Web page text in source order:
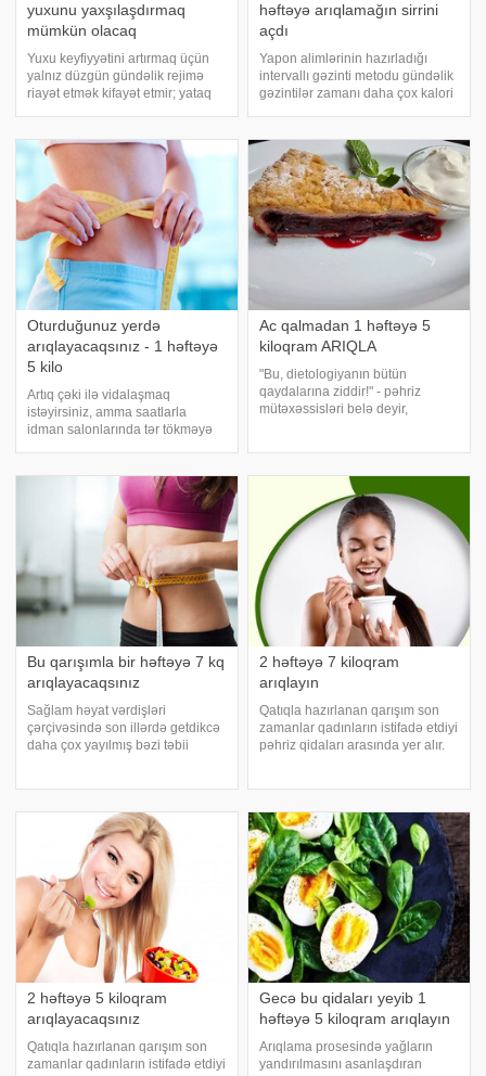
yuxunu yaxşılaşdırmaq
mümkün olacaq
Yuxu keyfiyyətini artırmaq üçün
yalnız düzgün gündəlik rejimə
riayət etmək kifayət etmir; yataq
da vacib hesab olunur. xəbər
verir ki, rusiyalı mütəxəssis Serge
həftəyə arıqlamağın sirrini
açdı
Yapon alimlərinin hazırladığı
intervallı gəzinti metodu gündəlik
gəzintilər zamanı daha çox kalori
endokrinoloqYuliya Atamanova
danışıb. Həkimin sözlərinə görə b
Oturduğunuz yerdə
arıqlayacaqsınız - 1 həftəyə
5 kilo
Artıq çəki ilə vidalaşmaq
istəyirsiniz, amma saatlarla
idman salonlarında tər tökməyə
dövrlərdə getdikcə populyarlaşan
təbiiliyə əsaslanan və passiv
arıqlama üsullar
Ac qalmadan 1 həftəyə 5
kiloqram ARIQLA
"Bu, dietologiyanın bütün
qaydalarına ziddir!" - pəhriz
mütəxəssisləri belə deyir,
hətta şərabdan imtina etmədən
Bu qarışımla bir həftəyə 7 kq
arıqlayacaqsınız
Sağlam həyat vərdişləri
çərçivəsində son illərdə getdikcə
daha çox yayılmış bəzi təbii
sayəsində hər biri fərqli fayda
2 həftəyə 7 kiloqram
arıqlayın
Qatıqla hazırlanan qarışım son
zamanlar qadınların istifadə etdiyi
pəhriz qidaları arasında yer alır.
mümkün olduğu bildirilir
2 həftəyə 5 kiloqram
arıqlayacaqsınız
Qatıqla hazırlanan qarışım son
zamanlar qadınların istifadə etdiyi
Gecə bu qidaları yeyib 1
həftəyə 5 kiloqram arıqlayın
Arıqlama prosesində yağların
yandırılmasını asanlaşdıran